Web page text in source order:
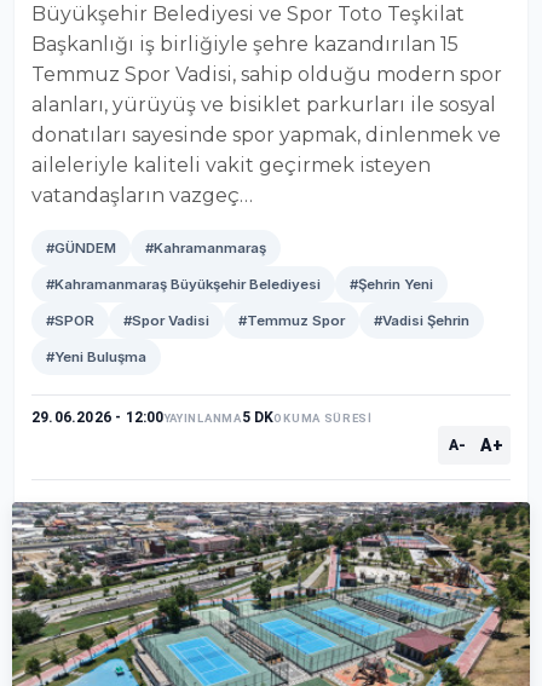
Büyükşehir Belediyesi ve Spor Toto Teşkilat
Başkanlığı iş birliğiyle şehre kazandırılan 15
Temmuz Spor Vadisi, sahip olduğu modern spor
alanları, yürüyüş ve bisiklet parkurları ile sosyal
donatıları sayesinde spor yapmak, dinlenmek ve
aileleriyle kaliteli vakit geçirmek isteyen
vatandaşların vazgeç…
#GÜNDEM #Kahramanmaraş
#Kahramanmaraş Büyükşehir Belediyesi #Şehrin Yeni
#SPOR #Spor Vadisi #Temmuz Spor #Vadisi Şehrin
#Yeni Buluşma
29.06.2026 - 12:00YAYINLANMA5 DKOKUMA SÜRESİ
A- A+